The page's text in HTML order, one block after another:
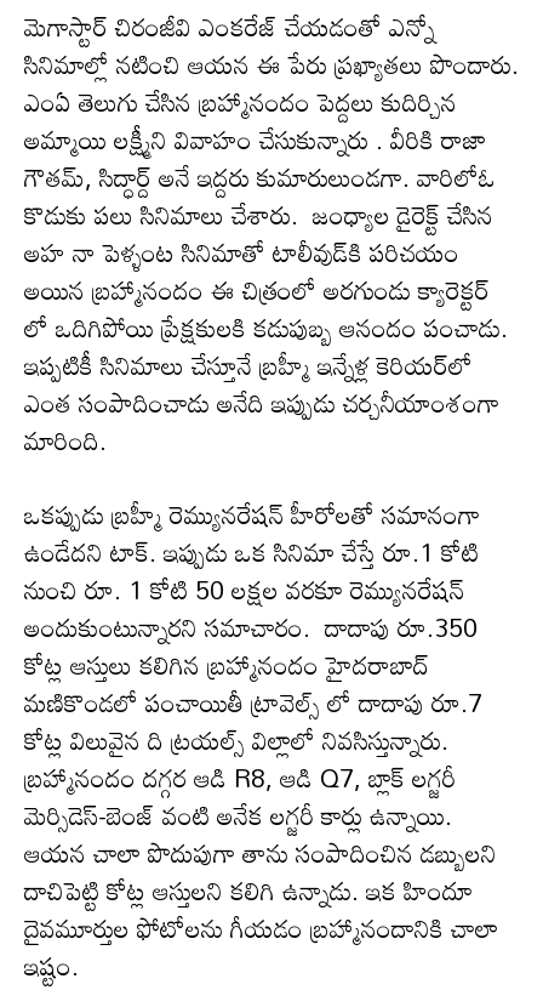
మెగాస్టార్ చిరంజీవి ఎంకరేజ్ చేయడంతో ఎన్నో
సినిమాల్లో నటించి ఆయ‌న ఈ పేరు ప్ర‌ఖ్యాత‌లు పొందారు.
ఎంఏ తెలుగు చేసిన బ్రహ్మానందం పెద్ద‌లు కుదిర్చిన
అమ్మాయి ల‌క్ష్మీని వివాహం చేసుకున్నారు . వీరికి రాజా
గౌతమ్, సిద్ధార్ద్ అనే ఇద్దరు కుమారులుండ‌గా. వారిలోఓ
కొడుకు ప‌లు సినిమాలు చేశారు. జంధ్యాల డైరెక్ట్ చేసిన
అహ నా పెళ్ళంట సినిమాతో టాలీవుడ్‌కి ప‌రిచ‌యం
అయిన బ్ర‌హ్మానందం ఈ చిత్రంలో అర‌గుండు క్యారెక్టర్
లో ఒదిగిపోయి ప్రేక్ష‌కుల‌కి క‌డుపుబ్బ ఆనందం పంచాడు.
ఇప్ప‌టికీ సినిమాలు చేస్తూనే బ్ర‌హ్మీ ఇన్నేళ్ల కెరియ‌ర్‌లో
ఎంత సంపాదించాడు అనేది ఇప్పుడు చ‌ర్చ‌నీయాంశంగా
మారింది.
ఒక‌ప్పుడు బ్ర‌హ్మీ రెమ్యున‌రేష‌న్ హీరోల‌తో స‌మానంగా
ఉండేద‌ని టాక్. ఇప్పుడు ఒక సినిమా చేస్తే రూ.1 కోటి
నుంచి రూ. 1 కోటి 50 లక్షల వరకూ రెమ్యున‌రేష‌న్
అందుకుంటున్నార‌ని స‌మాచారం. దాదాపు రూ.350
కోట్ల ఆస్తులు కలిగిన బ్రహ్మానందం హైదరాబాద్
మణికొండలో పంచాయితీ ట్రావెల్స్ లో దాదాపు రూ.7
కోట్ల విలువైన ది ట్రయల్స్ విల్లాలో నివ‌సిస్తున్నారు.
బ్ర‌హ్మానందం దగ్గర ఆడి R8, ఆడి Q7, బ్లాక్ లగ్జరీ
మెర్సిడెస్-బెంజ్ వంటి అనేక లగ్జరీ కార్లు ఉన్నాయి.
ఆయ‌న చాలా పొదుపుగా తాను సంపాదించిన డ‌బ్బులని
దాచిపెట్టి కోట్ల ఆస్తుల‌ని క‌లిగి ఉన్నాడు. ఇక హిందూ
దైవమూర్తుల ఫోటోలను గీయడం బ్ర‌హ్మానందానికి చాలా
ఇష్టం.